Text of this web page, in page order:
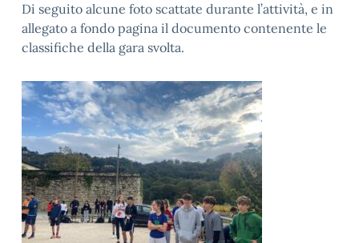
Di seguito alcune foto scattate durante l’attività, e in
allegato a fondo pagina il documento contenente le
classifiche della gara svolta.